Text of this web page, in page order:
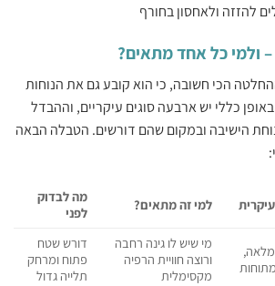
להזזה ולאחסון בחורף‏
ולמי כל אחד מתאים?
הכי חשובה, כי הוא קובע גם את הנוחות
כללי יש ארבעה סוגים עיקריים, וההבדל
הישיבה ובמקום שהם דורשים. הטבלה הבאה
‏למי זה מתאים?‏
‏מה לבדוק
לפני‏
‏מי שיש לו גינה רחבה
ורוצה חוויית הרפיה
מקסימלית‏
‏דורש שטח
פתוח ומרחק
תלייה גדול‏